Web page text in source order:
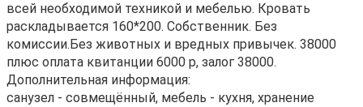
всей необходимой техникой и мебелью. Кровать
раскладывается 160*200. Собственник. Без
комиссии.Без животных и вредных привычек. 38000
плюс оплата квитанции 6000 р, залог 38000.
Дополнительная информация:
санузел - совмещённый, мебель - кухня, хранение